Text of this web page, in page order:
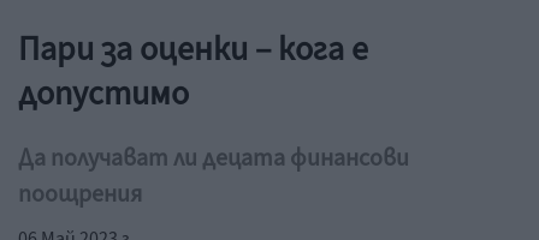
Пари за оценки – кога е
допустимо
Да получават ли децата финансови
поощрения